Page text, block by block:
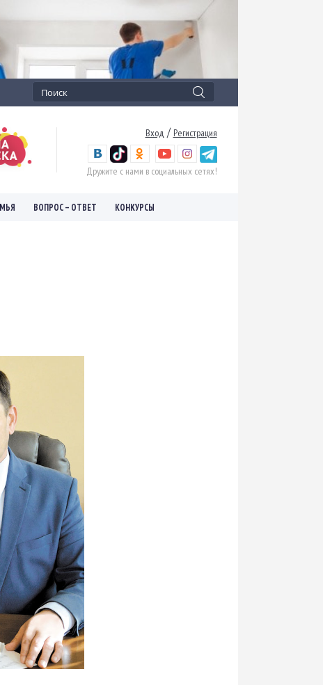
Вход / Регистрация
Дружите с нами в социальных сетях!
ВОПРОС – ОТВЕТ КОНКУРСЫ